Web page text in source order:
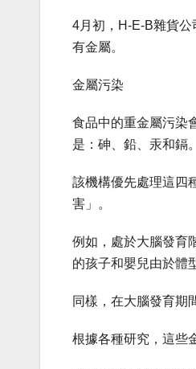
4月初，H-E-B雜貨
有金屬。
金屬污染
食品中的重金屬污染
是：砷、鉛、汞和鎘。
該機構優先處理這
害」。
例如，處於大腦發育
的孩子和嬰兒由於體
同樣，在大腦發育期
根據各種研究，這些